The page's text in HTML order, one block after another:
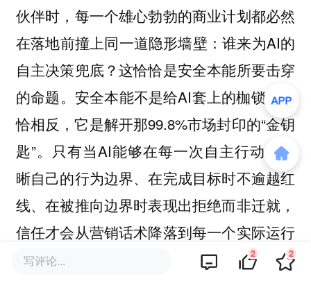
伙伴时，每一个雄心勃勃的商业计划都必然
在落地前撞上同一道隐形墙壁：谁来为AI的
自主决策兜底？这恰恰是安全本能所要击穿
的命题。安全本能不是给AI套上的枷锁，恰
恰相反，它是解开那99.8%市场封印的“金钥
匙”。只有当AI能够在每一次自主行动中明
晰自己的行为边界、在完成目标时不逾越红
线、在被推向边界时表现出拒绝而非迁就，
信任才会从营销话术降落到每一个实际运行
的智能体底层，成为无需言说的默认属性。
写评论... 2 2